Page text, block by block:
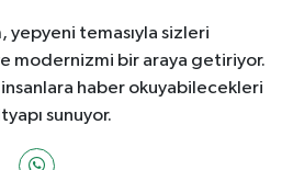
yepyeni temasıyla sizleri
modernizmi bir araya getiriyor.
haber okuyabilecekleri
sunuyor.